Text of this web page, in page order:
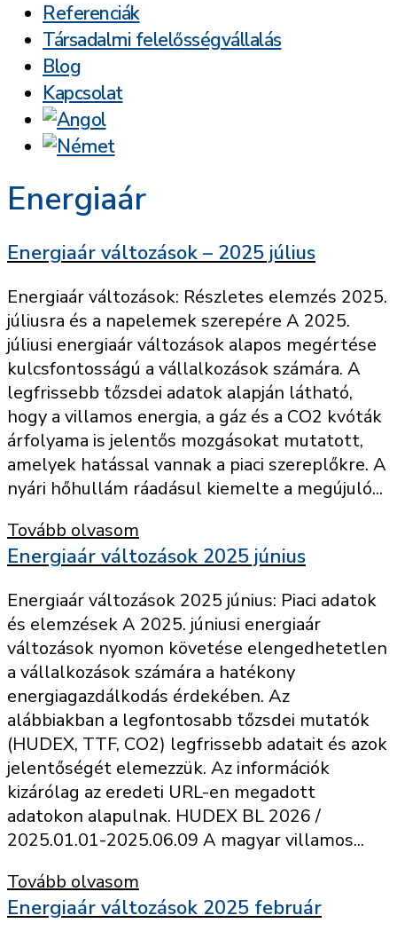
Referenciák
Társadalmi felelősségvállalás
Blog
Kapcsolat
Energiaár
Energiaár változások – 2025 július
Energiaár változások: Részletes elemzés 2025.
júliusra és a napelemek szerepére A 2025.
júliusi energiaár változások alapos megértése
kulcsfontosságú a vállalkozások számára. A
legfrissebb tőzsdei adatok alapján látható,
hogy a villamos energia, a gáz és a CO2 kvóták
árfolyama is jelentős mozgásokat mutatott,
amelyek hatással vannak a piaci szereplőkre. A
nyári hőhullám ráadásul kiemelte a megújuló...
Tovább olvasom
Energiaár változások 2025 június
Energiaár változások 2025 június: Piaci adatok
és elemzések A 2025. júniusi energiaár
változások nyomon követése elengedhetetlen
a vállalkozások számára a hatékony
energiagazdálkodás érdekében. Az
alábbiakban a legfontosabb tőzsdei mutatók
(HUDEX, TTF, CO2) legfrissebb adatait és azok
jelentőségét elemezzük. Az információk
kizárólag az eredeti URL-en megadott
adatokon alapulnak. HUDEX BL 2026 /
2025.01.01-2025.06.09 A magyar villamos...
Tovább olvasom
Energiaár változások 2025 február